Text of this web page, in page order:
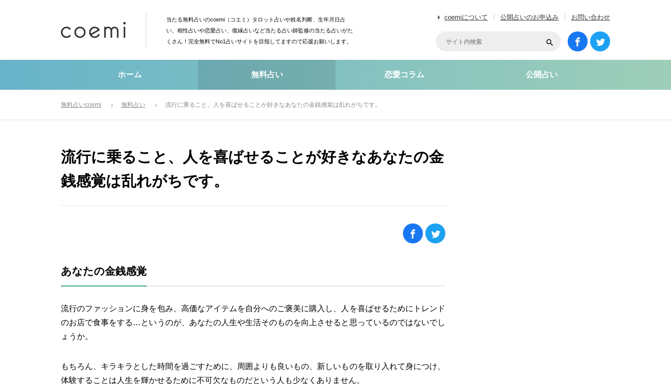
当たる無料占いのcoemi（コエミ）タロット占いや姓名判断、生年月日占
い、相性占いや恋愛占い、復縁占いなど当たる占い師監修の当たる占いがた
くさん！完全無料でNo1占いサイトを目指してますので応援お願いします。
coemiについて 公開占いのお申込み お問い合わせ
ホーム 無料占い 恋愛コラム 公開占い
無料占いcoemi 無料占い 流行に乗ること、人を喜ばせることが好きなあなたの金銭感覚は乱れがちです。
流行に乗ること、人を喜ばせることが好きなあなたの金
銭感覚は乱れがちです。
あなたの金銭感覚
流行のファッションに身を包み、高価なアイテムを自分へのご褒美に購入し、人を喜ばせるためにトレンド
のお店で食事をする…というのが、あなたの人生や生活そのものを向上させると思っているのではないでし
ょうか。
もちろん、キラキラとした時間を過ごすために、周囲よりも良いもの、新しいものを取り入れて身につけ、
体験することは人生を輝かせるために不可欠なものだという人も少なくありません。